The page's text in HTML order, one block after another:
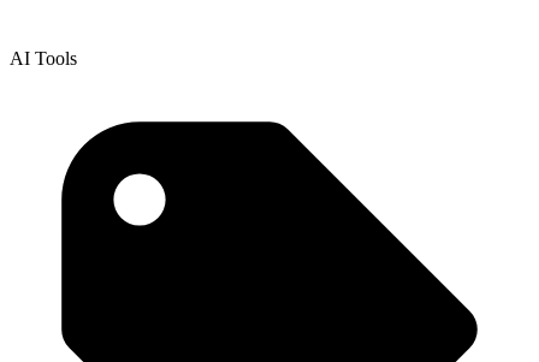
AI Tools